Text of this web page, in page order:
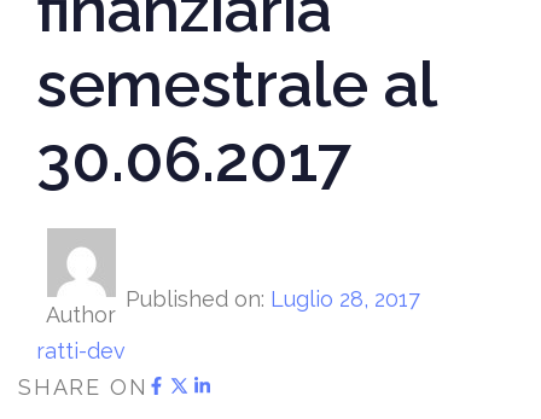
semestrale al
30.06.2017
Author
ratti-dev
Published on: Luglio 28, 2017
SHARE ON